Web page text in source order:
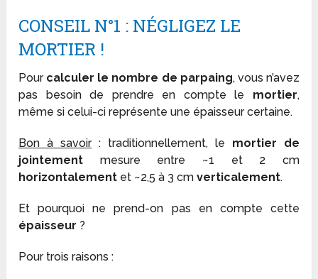
CONSEIL N°1 : NÉGLIGEZ LE
MORTIER !
Pour calculer le nombre de parpaing, vous n’avez
pas besoin de prendre en compte le mortier,
même si celui-ci représente une épaisseur certaine.
Bon à savoir: traditionnellement, le mortier de
jointement mesure entre ~1 et 2 cm
horizontalement et ~2,5 à 3 cmverticalement.
Et pourquoi ne prend-on pas en compte cette
épaisseur ?
Pour trois raisons :